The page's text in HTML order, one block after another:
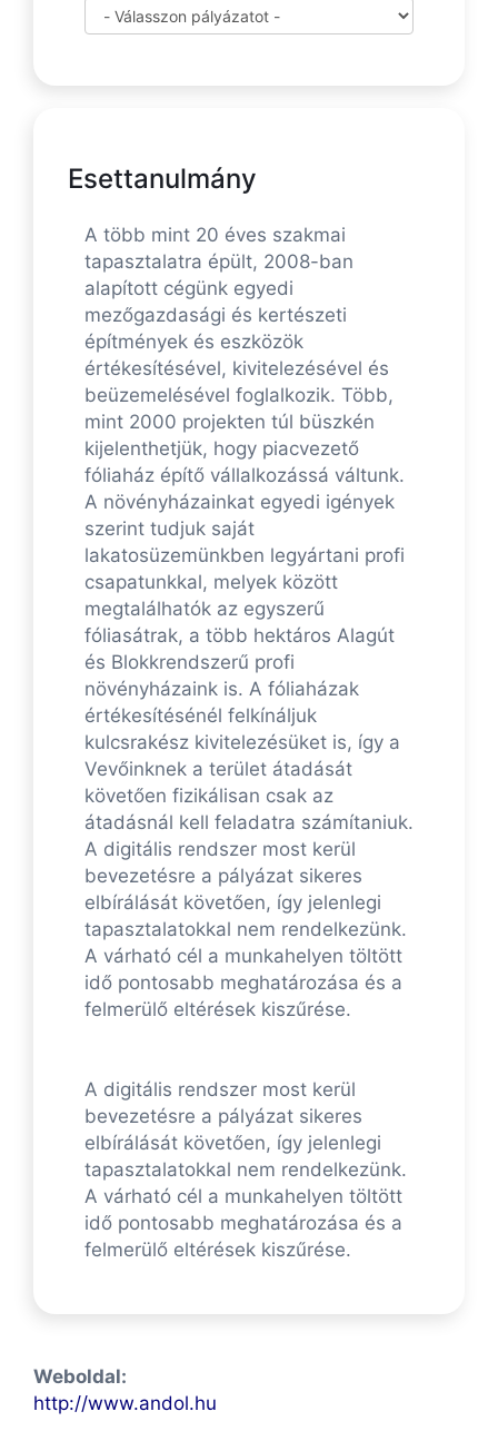
Esettanulmány
A több mint 20 éves szakmai
tapasztalatra épült, 2008-ban
alapított cégünk egyedi
mezőgazdasági és kertészeti
építmények és eszközök
értékesítésével, kivitelezésével és
beüzemelésével foglalkozik. Több,
mint 2000 projekten túl büszkén
kijelenthetjük, hogy piacvezető
fóliaház építő vállalkozássá váltunk.
A növényházainkat egyedi igények
szerint tudjuk saját
lakatosüzemünkben legyártani profi
csapatunkkal, melyek között
megtalálhatók az egyszerű
fóliasátrak, a több hektáros Alagút
és Blokkrendszerű profi
növényházaink is. A fóliaházak
értékesítésénél felkínáljuk
kulcsrakész kivitelezésüket is, így a
Vevőinknek a terület átadását
követően fizikálisan csak az
átadásnál kell feladatra számítaniuk.
A digitális rendszer most kerül
bevezetésre a pályázat sikeres
elbírálását követően, így jelenlegi
tapasztalatokkal nem rendelkezünk.
A várható cél a munkahelyen töltött
idő pontosabb meghatározása és a
felmerülő eltérések kiszűrése.
A digitális rendszer most kerül
bevezetésre a pályázat sikeres
elbírálását követően, így jelenlegi
tapasztalatokkal nem rendelkezünk.
A várható cél a munkahelyen töltött
idő pontosabb meghatározása és a
felmerülő eltérések kiszűrése.
Weboldal:
http://www.andol.hu